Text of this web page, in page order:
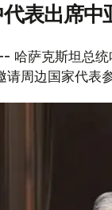
表出席中
哈萨克斯坦总
周边国家代表